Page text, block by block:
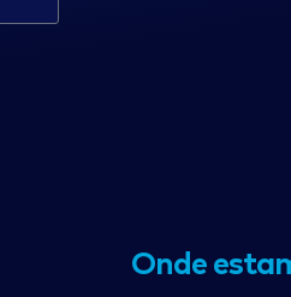
Onde